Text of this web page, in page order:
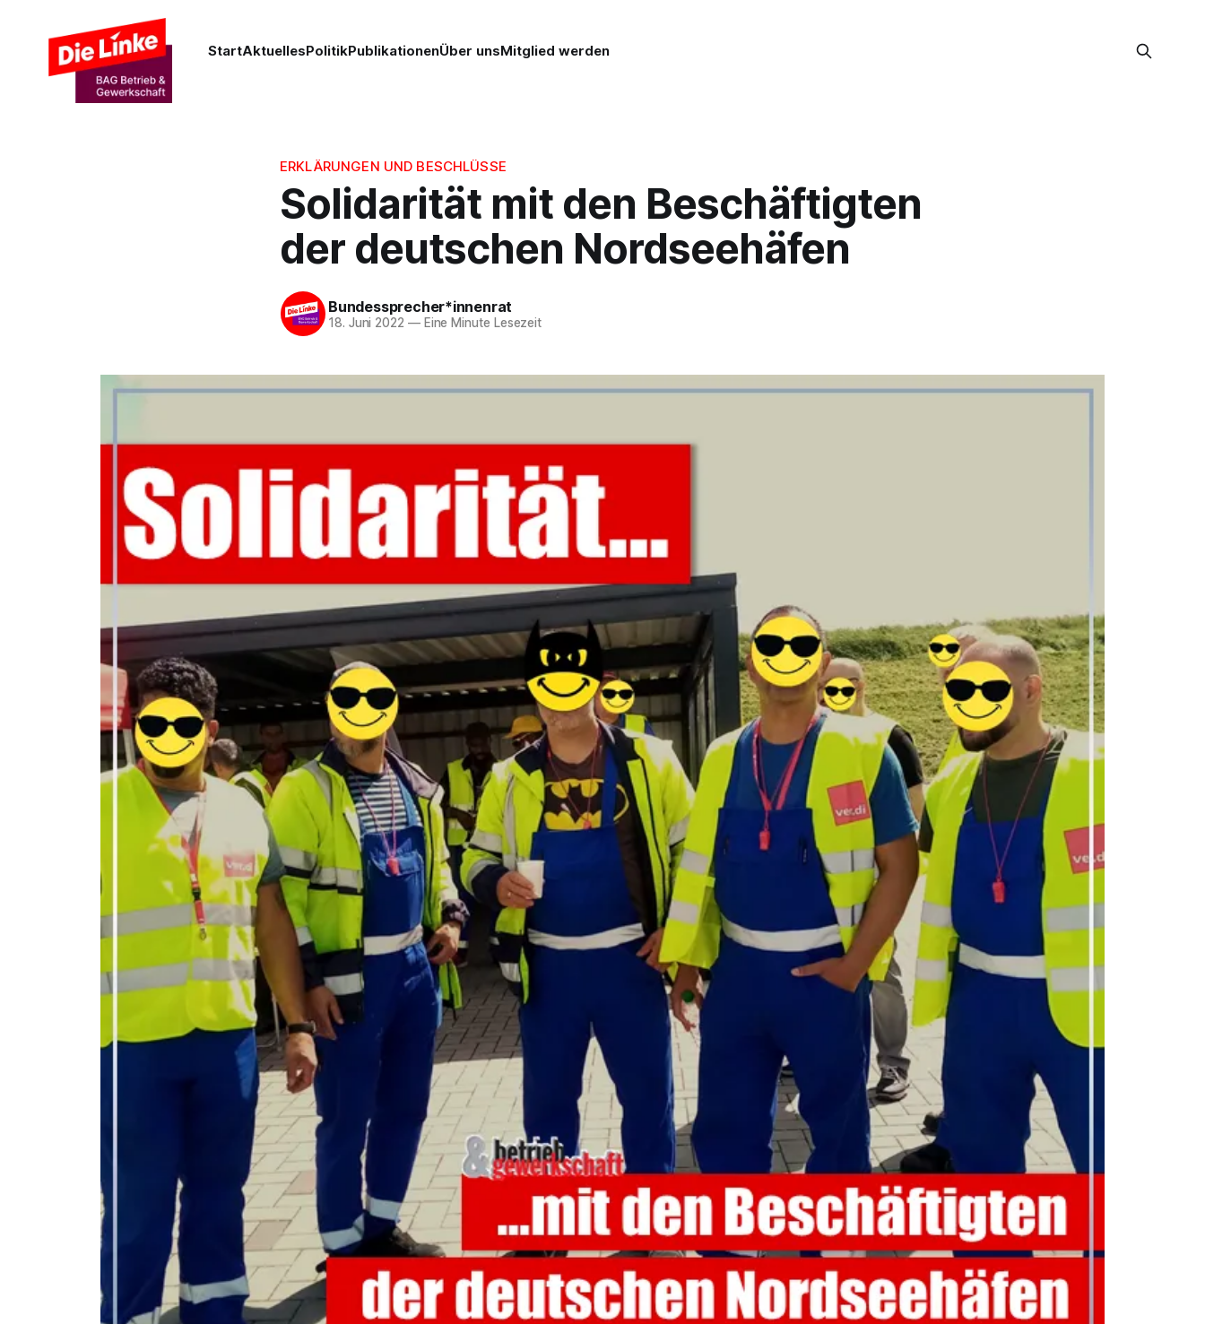
StartAktuellesPolitikPublikationenÜber unsMitglied werden
ERKLÄRUNGEN UND BESCHLÜSSE
Solidarität mit den Beschäftigten
der deutschen Nordseehäfen
Bundessprecher*innenrat
18. Juni 2022 —Eine Minute Lesezeit